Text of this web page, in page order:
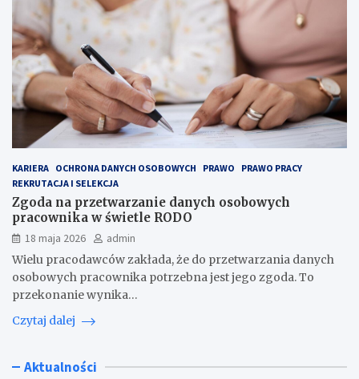
KARIERA OCHRONA DANYCH OSOBOWYCH PRAWO
PRAWO PRACY
REKRUTACJA I SELEKCJA
Zgoda na przetwarzanie danych osobowych
pracownika w świetle RODO
18 maja 2026
admin
Wielu pracodawców zakłada, że do przetwarzania danych
osobowych pracownika potrzebna jest jego zgoda. To
przekonanie wynika…
Czytaj dalej
Aktualności